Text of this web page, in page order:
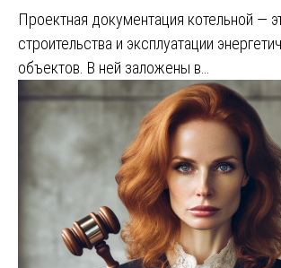
Проектная документация котельной —
строительства и эксплуатации
объектов. В ней заложены в…